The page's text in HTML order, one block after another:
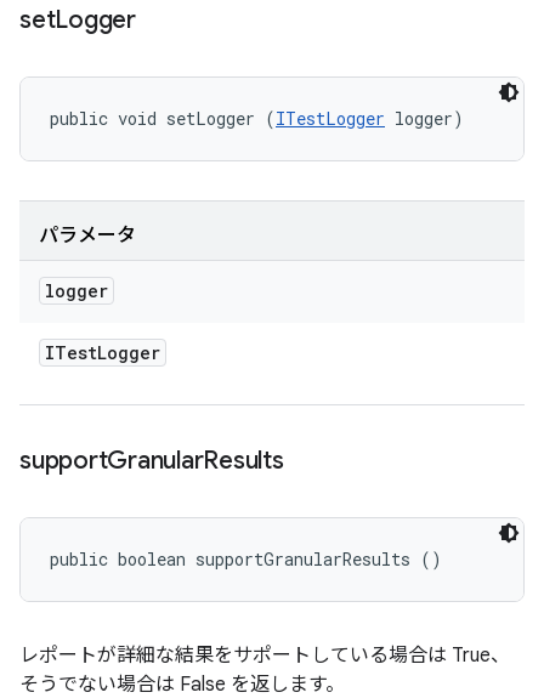
setLogger
public void setLogger (ITestLogger logger)
パラメータ
logger
ITestLogger
supportGranularResults
public boolean supportGranularResults ()
レポートが詳細な結果をサポートしている場合は True、
そうでない場合は False を返します。